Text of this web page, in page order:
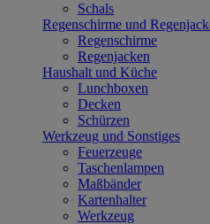
Schals
Regenschirme und
Regenschirme
Regenjacken
Haushalt und Küche
Lunchboxen
Decken
Schürzen
Werkzeug und Sonstiges
Feuerzeuge
Taschenlampen
Maßbänder
Kartenhalter
Werkzeug